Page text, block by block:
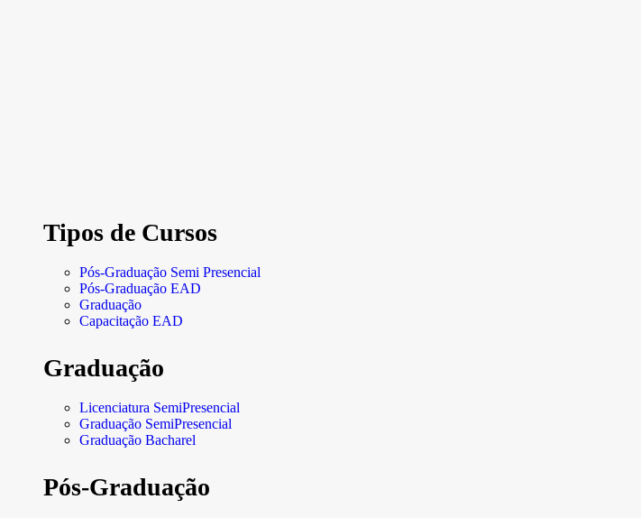
Tipos de Cursos
Pós-Graduação Semi Presencial
Pós-Graduação EAD
Graduação
Capacitação EAD
Graduação
Licenciatura SemiPresencial
Graduação SemiPresencial
Graduação Bacharel
Pós-Graduação